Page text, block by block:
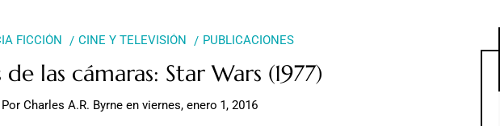
FICCIÓN CINE Y TELEVISIÓN PUBLICACIONES
las cámaras: Star Wars (1977)
Por Charles A.R. Byrne en viernes, enero 1, 2016